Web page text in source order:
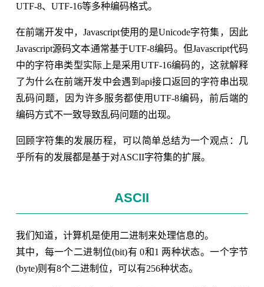
UTF-8、UTF-16等多种编码格式。
在前端开发中，Javascript使用的是Unicode字符集，因此
Javascript源码文本通常基于UTF-8编码。但Javascript代码
中的字符串类型实际上是采用UTF-16编码的，这就解释
了为什么在前端开发中会遇到api接口返回的字符串出现
乱码问题，因为许多服务都使用UTF-8编码，前后端的
编码方式不一致导致乱码问题的出现。
回顾字符集的发展历程，可以简单总结为一个观点：几
乎所有的发展都是基于对ASCII字符集的扩展。
ASCII
我们知道，计算机是使用二进制来处理信息的。
其中，每一个二进制位(bit)有 0和1 两种状态。一个字节
(byte)则有8个二进制位，可以有256种状态。